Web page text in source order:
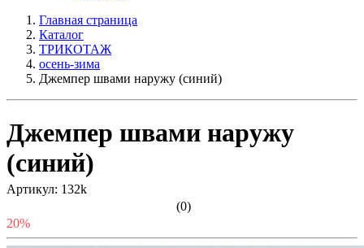
Главная страница
Каталог
ТРИКОТАЖ
осень-зима
Джемпер швами наружу (синий)
Джемпер швами наружу
(синий)
Артикул: 132k
(0)
20%